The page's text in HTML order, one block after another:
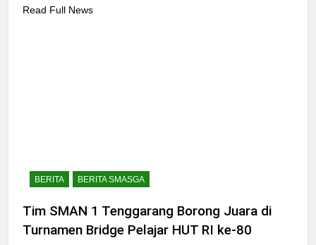
Read Full News
BERITA BERITA SMASGA
Tim SMAN 1 Tenggarang Borong Juara di
Turnamen Bridge Pelajar HUT RI ke-80